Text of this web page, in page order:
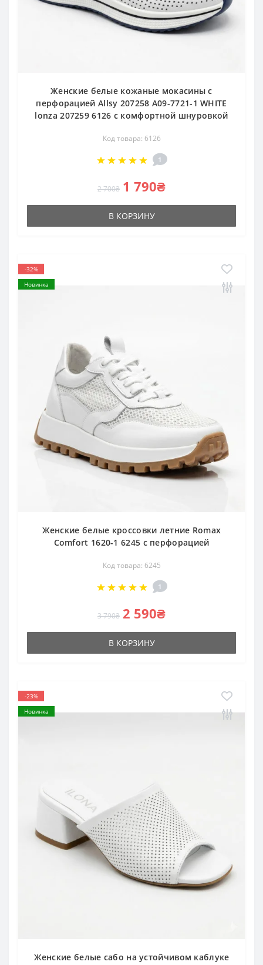
Женские белые кожаные мокасины с
перфорацией Allsy 207258 A09-7721-1 WHITE
lonza 207259 6126 с комфортной шнуровкой
Код товара: 6126
1
2 700₴ 1 790₴
В КОРЗИНУ
-32%
Новинка
Женские белые кроссовки летние Romax
Comfort 1620-1 6245 с перфорацией
Код товара: 6245
1
3 790₴ 2 590₴
В КОРЗИНУ
-23%
Новинка
Женские белые сабо на устойчивом каблуке